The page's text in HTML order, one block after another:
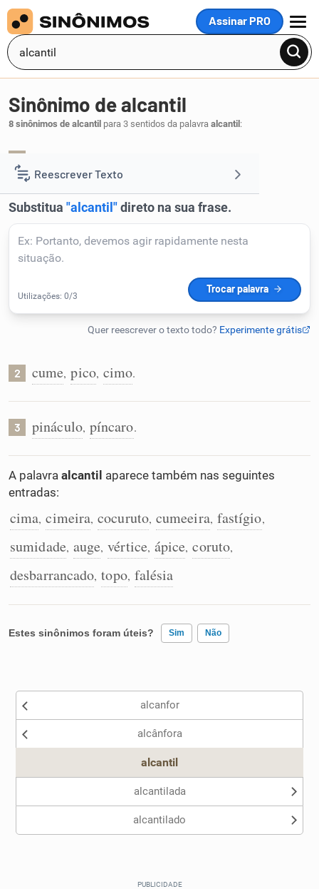
Assinar PRO
MENU
Reescrever Texto
Resumir Texto
Corrigir Texto
Detector de IA
Humanizador de IA
Conexões
Caça-palavras
Dicionário
Sinônimo de alcantil
8 sinônimos de alcantil para 3 sentidos da palavra alcantil :
2 cume, pico, cimo.
3 pináculo, píncaro.
A palavra alcantil aparece também nas seguintes
entradas:
cima, cimeira, cocuruto, cumeeira, fastígio,
sumidade, auge, vértice, ápice, coruto,
desbarrancado, topo, falésia
Estes sinônimos foram úteis? Sim Não
Nenhum dos sinônimos apresentados me ajudou
alcanfor
alcânfora
alcantil
alcantilada
alcantilado